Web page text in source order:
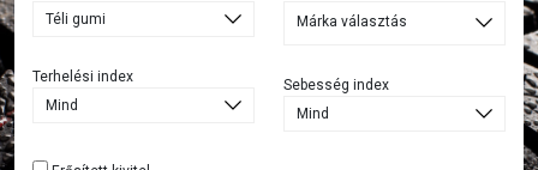
Terhelési index
Márka választás
Sebesség index